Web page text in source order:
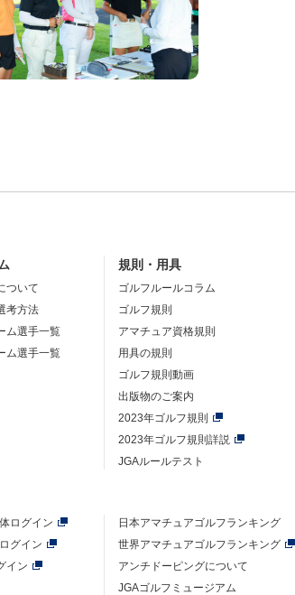
ついて
考方法
ム選手一覧
ム選手一覧
規則・用具
ゴルフルールコラム
ゴルフ規則
アマチュア資格規則
用具の規則
ゴルフ規則動画
出版物のご案内
2023年ゴルフ規則
2023年ゴルフ規則詳説
JGAルールテスト
ログイン
グイン
イン
日本アマチュアゴルフランキング
世界アマチュアゴルフランキング
アンチドーピングについて
JGAゴルフミュージアム